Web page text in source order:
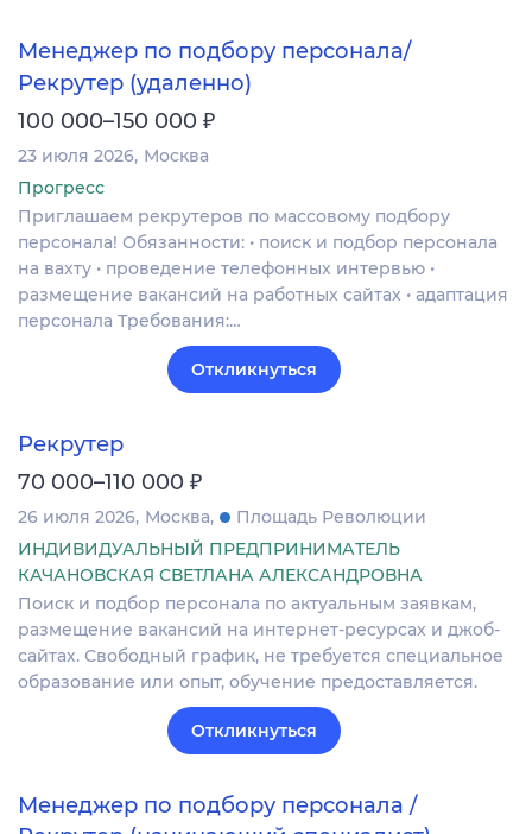
Менеджер по подбору персонала/
Рекрутер (удаленно)
100 000–150 000 ₽
23 июля 2026 Москва
Прогресс
Приглашаем рекрутеров по массовому подбору
персонала! Обязанности: • поиск и подбор персонала
на вахту • проведение телефонных интервью •
размещение вакансий на работных сайтах • адаптация
персонала Требования:…
Откликнуться
Рекрутер
70 000–110 000 ₽
26 июля 2026 Москва
Площадь Революции
ИНДИВИДУАЛЬНЫЙ ПРЕДПРИНИМАТЕЛЬ
КАЧАНОВСКАЯ СВЕТЛАНА АЛЕКСАНДРОВНА
Поиск и подбор персонала по актуальным заявкам,
размещение вакансий на интернет-ресурсах и джоб-
сайтах. Свободный график, не требуется специальное
образование или опыт, обучение предоставляется.
Откликнуться
Менеджер по подбору персонала /